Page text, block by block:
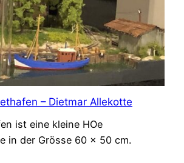
– Dietmar Allekotte
ist eine kleine HOe
in der Grösse 60 x 50 cm.